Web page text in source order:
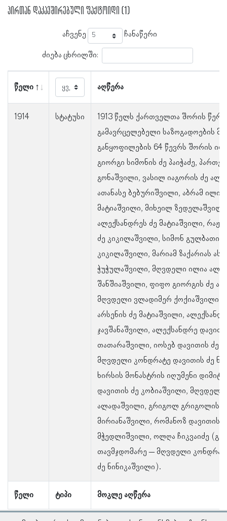
პირთან დაკავშირებული ფაქტოიდი (1)
აჩვენე ჩანაწერი
ძიება ცხრილში:
წელი აღწერა
წელი ტიპი მოკლე აღწერა
1914 სტატუსი
1913 წელს ქართველთა შორის
გამავრცელებელი საზოგადოების
განყოფილების 64 წევრს შორის
გიორგი სიმონის ძე პაიჭაძე,
გონაშვილი, ვასილ იაგორის ძე
ათანასე ბებურიშვილი, აბრამ
მატიაშვილი, მიხეილ
ალექსანდრეს ძე მატიაშვილი,
ძე კიკილაშვილი, სიმონ გულბათის
კიკილაშვილი, მარიამ ზაქარიას
ჭუჭულაშვილი, მღვდელი ილია
შანშიაშვილი, ფიფო გიორგის ძე
მღვდელი ვლადიმერ ქოქიაშვილი,
არსენის ძე მატიაშვილი,
ჯავშანაშვილი, ალექსანდრე
თათარაშვილი, იოსებ დავითის ძე
მღვდელი კონდრატე დავითის ძე
ხირსის მონასტრის იღუმენი
დავითის ძე კობიაშვილი,
ალადაშვილი, გრიგოლ გრიგოლის
მირიანაშვილი, რომანოზ დავითის
მჭედლიშვილი, ოლღა ჩიკვაიძე
თავმჯდომარე – მღვდელი
ძე ნინიკაშვილი).